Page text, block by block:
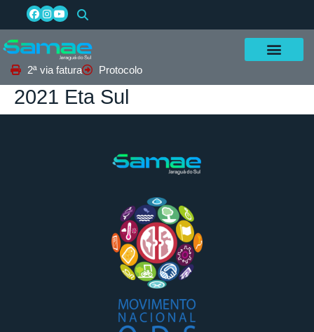
2ª via fatura Protocolo
2021 Eta Sul